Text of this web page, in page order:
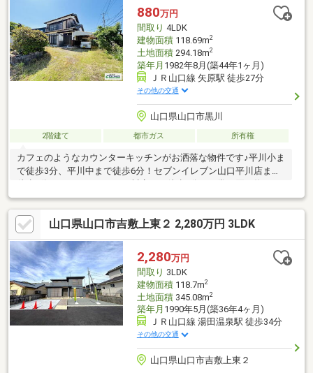
けど、住宅ローンが組めるか不安だわ…など 土日は勿論、平日の
夕方からのご見学・ご相談も可能ですお気軽にお問い合わせくだ
さい
880万円
間取り 4LDK
建物面積118.69m2
土地面積294.18m2
築年月 1982年8月(築44年1ヶ月)
ＪＲ山口線 矢原駅 徒歩27分
その他の交通
山口県山口市黒川
2階建て 都市ガス 所有権
カフェのようなカウンターキッチンがお洒落な物件です♪平川小ま
で徒歩3分、平川中まで徒歩6分！セブンイレブン山口平川店まで
徒歩4分、マックスバリュ平川店まで徒歩4分で日常の買い物にも
便利な立地です。＼♪ご案内できます♪／【資料請求のみOK♪】
◆◆お気軽にお問い合わせください
◆◆■□■□■□■□■□■□■□■□■□■□■□■□■□■□■「未来への架け橋」
をモットーにお客様により良いご提案ができること をお約束し
ます！不動産のことならエミアス山口支店にお任せください！お
問い合わせは0120-956-486まで
♪■□■□■□■□■□■□■□■□■□■□■□■□■□■□■
山口県山口市吉敷上東２ 2,280万円 3LDK
2,280万円
間取り 3LDK
建物面積118.7m2
土地面積345.08m2
築年月 1990年5月(築36年4ヶ月)
ＪＲ山口線 湯田温泉駅 徒歩34分
その他の交通
山口県山口市吉敷上東２